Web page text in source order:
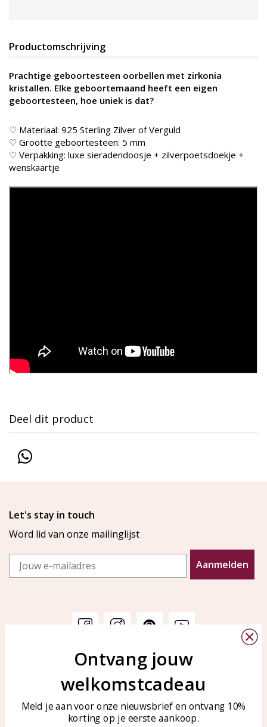
Productomschrijving
Prachtige geboortesteen oorbellen met zirkonia
kristallen. Elke geboortemaand heeft een eigen
geboortesteen, hoe uniek is dat?
♡ Materiaal: 925 Sterling Zilver of Verguld
♡ Grootte geboortesteen: 5 mm
♡ Verpakking: luxe sieradendoosje + zilverpoetsdoekje +
wenskaartje
Deel dit product
Let's stay in touch
Word lid van onze mailinglijst
Email
Aanmelden
Veelgestelde vragen
Sieraden onderhouden
KAYA Sieraden
Bellen of WhatsApp Ma-Vr
tussen 09:00-17:00
Tel: 0850003187
Ontvang jouw
welkomstcadeau
Meld je aan voor onze nieuwsbrief en ontvang 10%
korting op je eerste aankoop.